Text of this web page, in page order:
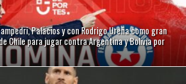
Palacios y con Rodrigo Ureña como gran
Chile para jugar contra Argentina y Bolivia por